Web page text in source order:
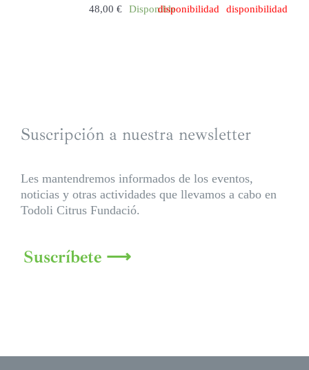
48,00€ Disponibledisponibilidad
disponibilidad
Suscripción a nuestra newsletter
Les mantendremos informados de los eventos,
noticias y otras actividades que llevamos a cabo en
Todoli Citrus Fundació.
Suscríbete ⟶